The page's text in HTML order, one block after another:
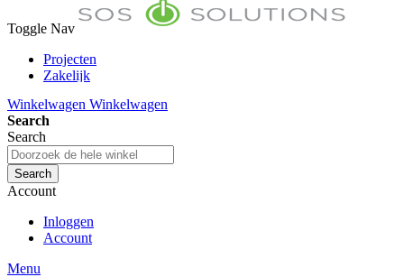
Toggle Nav
Projecten
Zakelijk
Toon prijzen Incl. BTW
Toon prijzen Excl. BTW
Winkelwagen Winkelwagen
Search
Search
Search
Account
Inloggen
Account
Menu